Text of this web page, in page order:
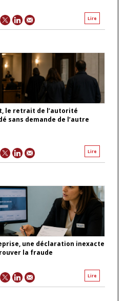
Lire
le retrait de l’autorité
sans demande de l’autre
Lire
une déclaration inexacte
la fraude
Lire